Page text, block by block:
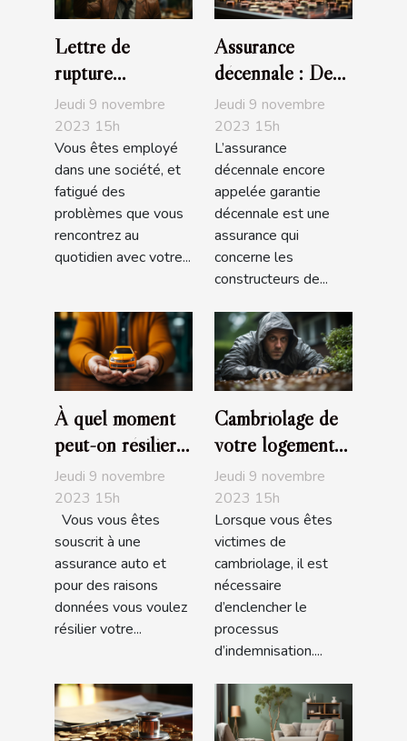
Lettre de
rupture
conventionnelle :
que faut-il
savoir ?
Jeudi 9 novembre
2023 15h
Vous êtes employé
dans une société, et
fatigué des
problèmes que vous
rencontrez au
quotidien avec votre...
Assurance
décennale : De
quoi s’agit-il ?
Jeudi 9 novembre
2023 15h
L’assurance
décennale encore
appelée garantie
décennale est une
assurance qui
concerne les
constructeurs de...
À quel moment
peut-on résilier
son assurance
auto?
Jeudi 9 novembre
2023 15h
Vous vous êtes
souscrit à une
assurance auto et
pour des raisons
données vous voulez
résilier votre...
Cambriolage de
votre logement
assuré :
Comment être
indemnisé?
Jeudi 9 novembre
2023 15h
Lorsque vous êtes
victimes de
cambriolage, il est
nécessaire
d’enclencher le
processus
d’indemnisation....